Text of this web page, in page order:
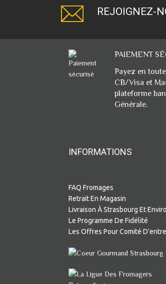
REJOIGNEZ-
PAIEMENT
Payez en
CB/Visa et
plateforme
Générale.
INFORMATIONS
FAQ Fromages
Retrait En Magasin
Livraison À Strasbourg Et
Le Programme De Fidélité
Les Offres Pour Comité